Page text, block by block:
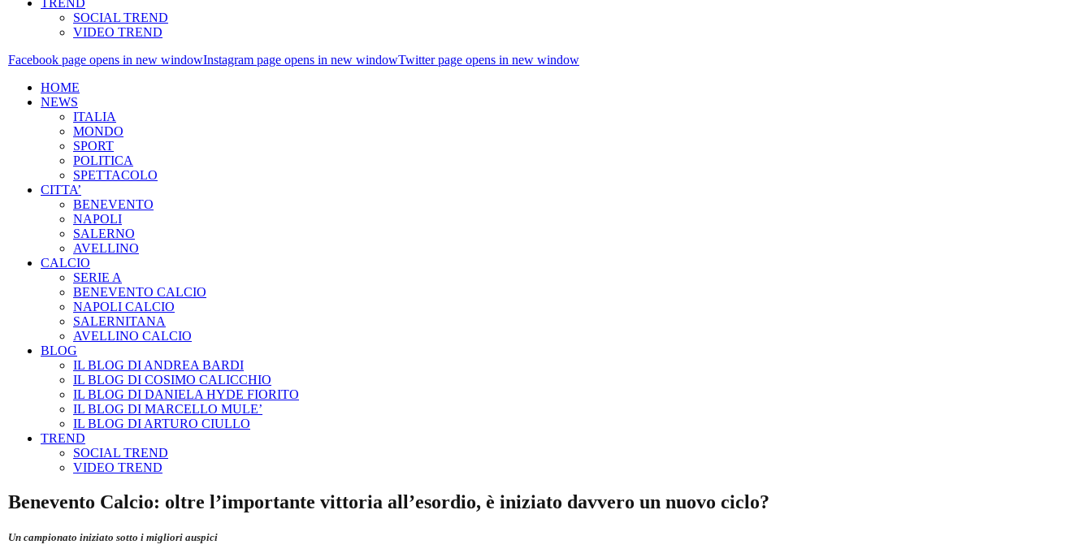
TREND
SOCIAL TREND
VIDEO TREND
Facebook page opens in new windowInstagram page opens in new windowTwitter page opens in new window
HOME
NEWS
ITALIA
MONDO
SPORT
POLITICA
SPETTACOLO
CITTA’
BENEVENTO
NAPOLI
SALERNO
AVELLINO
CALCIO
SERIE A
BENEVENTO CALCIO
NAPOLI CALCIO
SALERNITANA
AVELLINO CALCIO
BLOG
IL BLOG DI ANDREA BARDI
IL BLOG DI COSIMO CALICCHIO
IL BLOG DI DANIELA HYDE FIORITO
IL BLOG DI MARCELLO MULE’
IL BLOG DI ARTURO CIULLO
TREND
SOCIAL TREND
VIDEO TREND
Benevento Calcio: oltre l’importante vittoria all’esordio, è iniziato davvero un nuovo ciclo?
Un campionato iniziato sotto i migliori auspici